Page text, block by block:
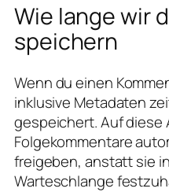
Wie lange wir
speichern
Wenn du einen
inklusive Metadaten
gespeichert. Auf diese
Folgekommentare
freigeben, anstatt sie
Warteschlange